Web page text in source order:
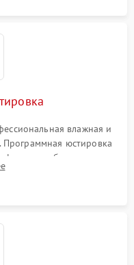
влажная и
Программная юстировка
стабилизатора и
ПО.